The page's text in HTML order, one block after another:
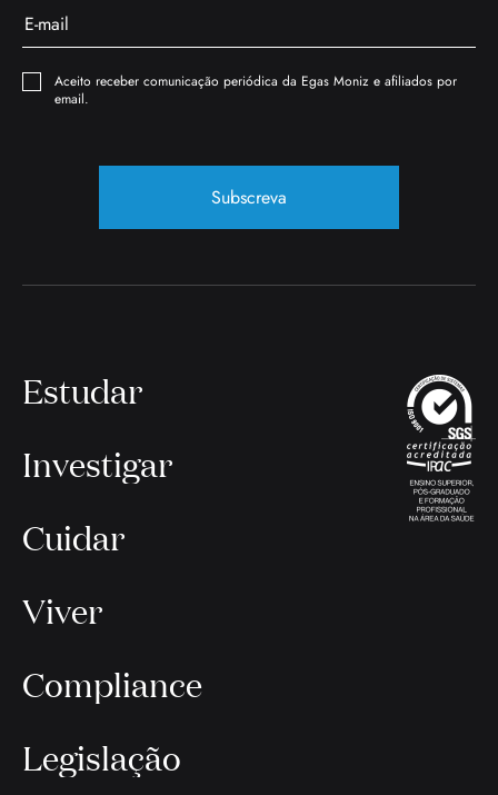
Aceito receber comunicação periódica da Egas Moniz e afiliados por
email.
Subscreva
Estudar
Investigar
Cuidar
Viver
Compliance
Legislação